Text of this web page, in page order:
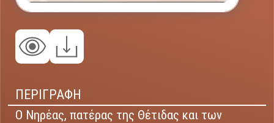
ΠΕΡΙΓΡΑΦΗ
Ο Νηρέας, πατέρας της Θέτιδας και των